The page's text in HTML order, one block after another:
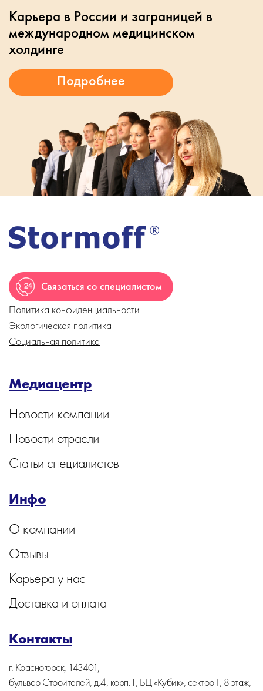
Карьера в России и заграницей в
международном медицинском
холдинге
Связаться со специалистом
Политика конфиденциальности
Экологическая политика
Социальная политика
Медиацентр
Новости компании
Новости отрасли
Статьи специалистов
Инфо
О компании
Отзывы
Карьера у нас
Доставка и оплата
Контакты
г. Красногорск, 143401,
бульвар Строителей, д.4, корп.1, БЦ «Кубик», сектор Г, 8 этаж,